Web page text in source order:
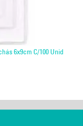
6x9cm C/100 Unid